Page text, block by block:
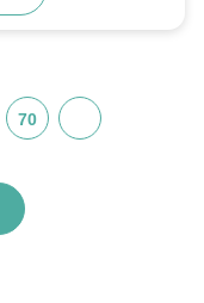
70